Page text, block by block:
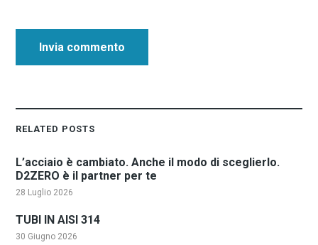
RELATED POSTS
L’acciaio è cambiato. Anche il modo di sceglierlo.
D2ZERO è il partner per te
28 Luglio 2026
TUBI IN AISI 314
30 Giugno 2026